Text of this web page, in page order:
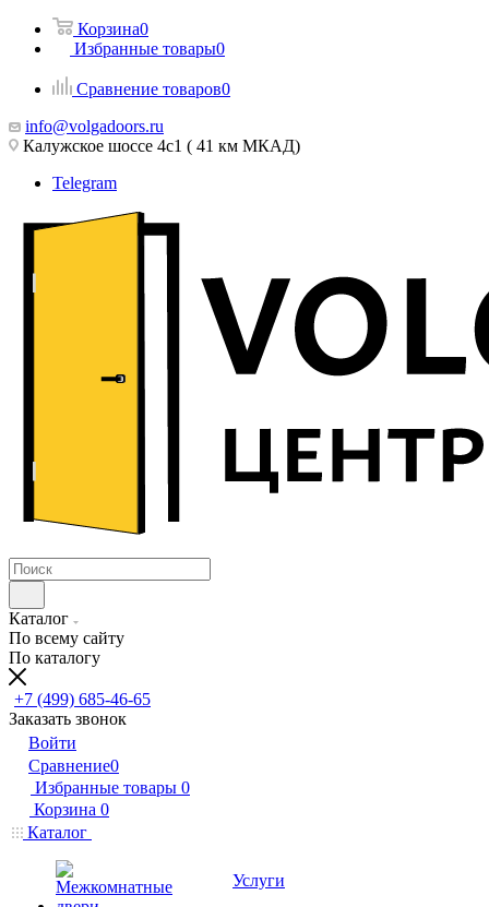
Корзина0
Избранные товары0
Сравнение товаров0
info@volgadoors.ru
Калужское шоссе 4с1 ( 41 км МКАД)
Telegram
Каталог
По всему сайту
По каталогу
+7 (499) 685-46-65
Заказать звонок
Войти
Сравнение0
Избранные товары 0
Корзина 0
Каталог
Услуги